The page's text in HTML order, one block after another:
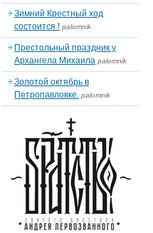
Зимний Крестный ход
состоится ! palomnik
Престольный праздник у
Архангела Михаила palomnik
Золотой октябрь в
Петропавловке. palomnik